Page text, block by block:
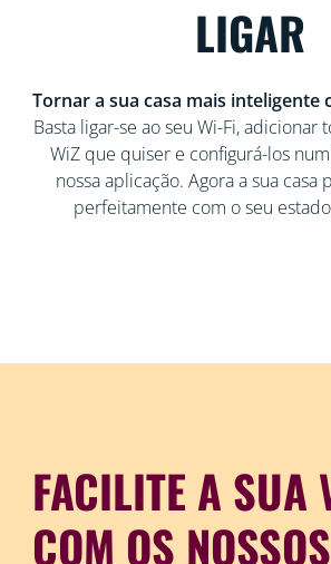
LIGAR
Tornar a sua casa mais inteligente
Basta ligar-se ao seu Wi-Fi, adicionar
WiZ que quiser e configurá-los
nossa aplicação. Agora a sua
perfeitamente com o seu
FACILITE A SUA
COM OS NOSSOS